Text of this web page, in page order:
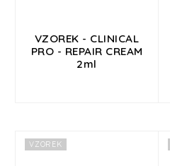
VZOREK - CLINICAL
PRO - REPAIR CREAM
2ml
VZOREK